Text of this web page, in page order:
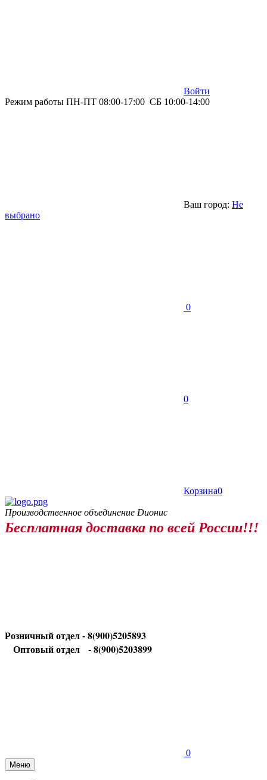
Войти
Режим работы ПН-ПТ 08:00-17:00 СБ 10:00-14:00
Ваш город: Не
выбрано
0
0
Корзина0
Производственное объединение Dионис
Бесплатная доставка по всей России!!!
Розничный отдел - 8(900)5205893
Оптовый отдел - 8(900)5203899
0
Меню